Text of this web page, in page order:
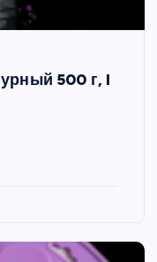
500 г, I